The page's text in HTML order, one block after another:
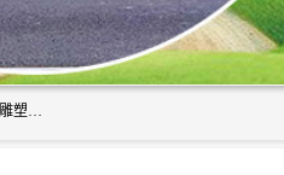
宿迁净澜天景观工程有限公司经营范围包括草雕、植物雕塑、景区绿雕、国庆绿雕、绿雕造型、绿雕厂家、景观雕塑工程设计、施工;绿化工程设计、施工、养护;绿化苗木、盆景种植、销售;是一家大型立体花坛草雕绿雕、五色草造型绿雕，仿真植物绿雕、稻草人工艺品、不锈钢雕塑等策划制作厂家，提供绿雕设计，制作,加工，及安装一站式服务。